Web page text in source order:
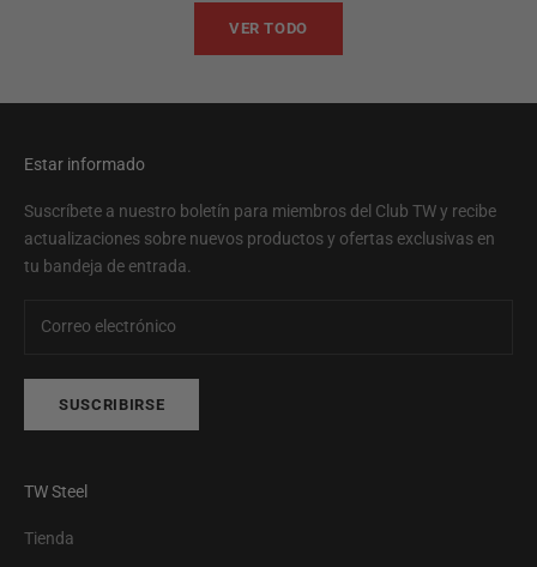
VER TODO
Estar informado
Suscríbete a nuestro boletín para miembros del Club TW y recibe
actualizaciones sobre nuevos productos y ofertas exclusivas en
tu bandeja de entrada.
SUSCRIBIRSE
TW Steel
Tienda